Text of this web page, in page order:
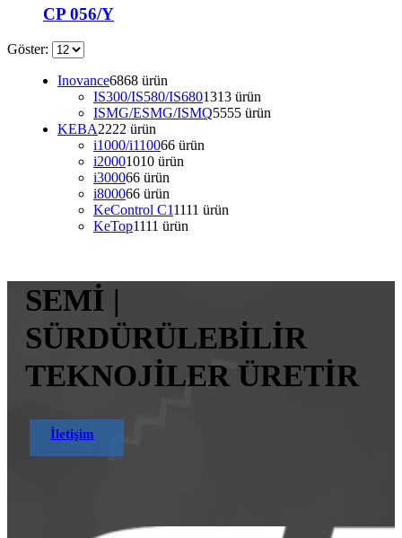
CP 056/Y
Göster:
Inovance6868 ürün
IS300/IS580/IS6801313 ürün
ISMG/ESMG/ISMQ5555 ürün
KEBA2222 ürün
i1000/i110066 ürün
i20001010 ürün
i300066 ürün
i800066 ürün
KeControl C11111 ürün
KeTop1111 ürün
SEMİ |
SÜRDÜRÜLEBİLİR
TEKNOJİLER ÜRETİR
İletişim